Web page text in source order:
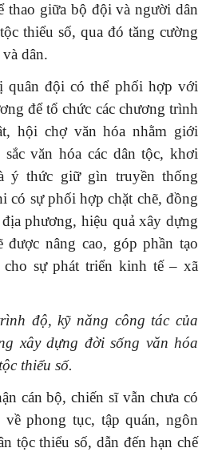
thao giữa bộ đội và người dân
thiểu số, qua đó tăng cường
dân.
quân đội có thể phối hợp với
để tổ chức các chương trình
hội chợ văn hóa nhằm giới
văn hóa các dân tộc, khơi
ý thức giữ gìn truyền thống
có sự phối hợp chặt chẽ, đồng
phương, hiệu quả xây dựng
được nâng cao, góp phần tạo
cho sự phát triển kinh tế – xã
độ, kỹ năng công tác của
xây dựng đời sống văn hóa
thiểu số.
cán bộ, chiến sĩ vẫn chưa có
về phong tục, tập quán, ngôn
tộc thiểu số, dẫn đến hạn chế